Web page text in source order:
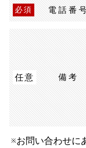
必須 電話番
任意 備考
※お問い合わせに